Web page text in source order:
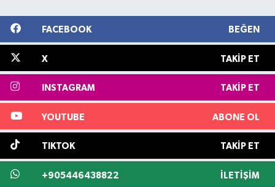
FACEBOOK BEĞEN
X TAKIP ET
INSTAGRAM TAKIP ET
YOUTUBE ABONE OL
TIKTOK TAKIP ET
+905446438822 İLETIŞIM